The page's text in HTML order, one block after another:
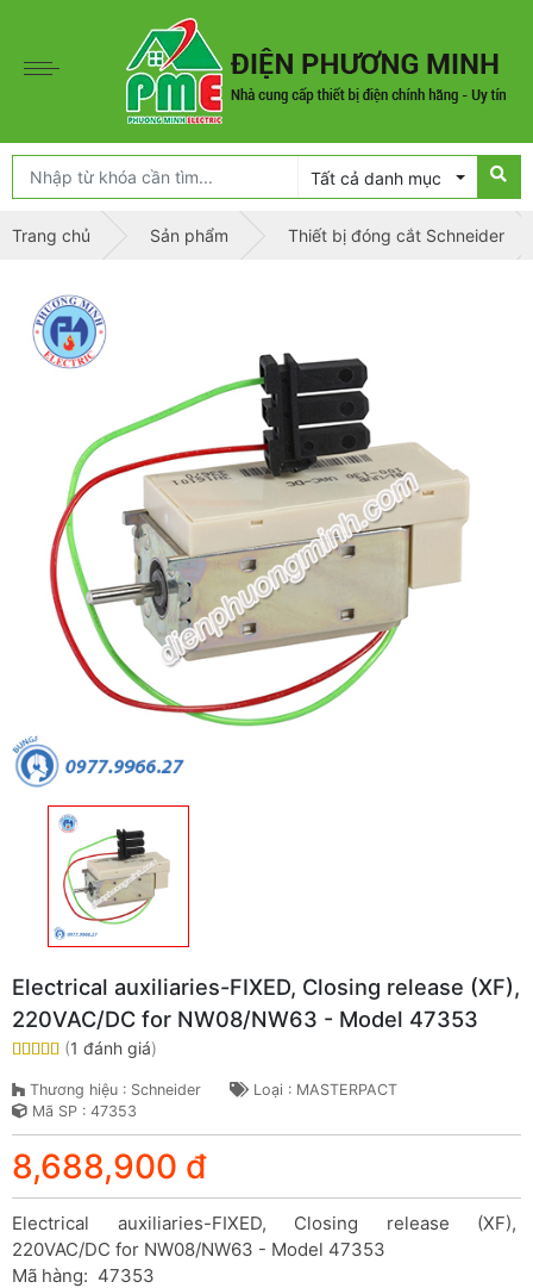
Tất cả danh mục
Trang chủ Sản phẩm Thiết bị đóng cắt Schneider
Electrical auxiliaries-FIXED, Closing release (XF),
220VAC/DC for NW08/NW63 - Model 47353
(1 đánh giá)
Thương hiệu : Schneider
Loại : MASTERPACT
Mã SP : 47353
8,688,900 đ
Electrical auxiliaries-FIXED, Closing release (XF),
220VAC/DC for NW08/NW63 - Model 47353
Mã hàng:  47353